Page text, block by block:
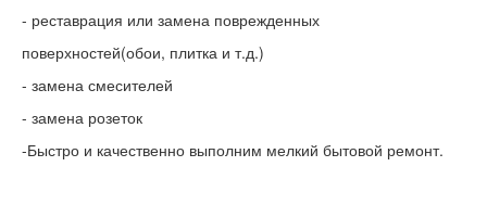
- реставрация или замена поврежденных
поверхностей(обои, плитка и т.д.)
- замена смесителей
- замена розеток
-Быстро и качественно выполним мелкий бытовой ремонт.